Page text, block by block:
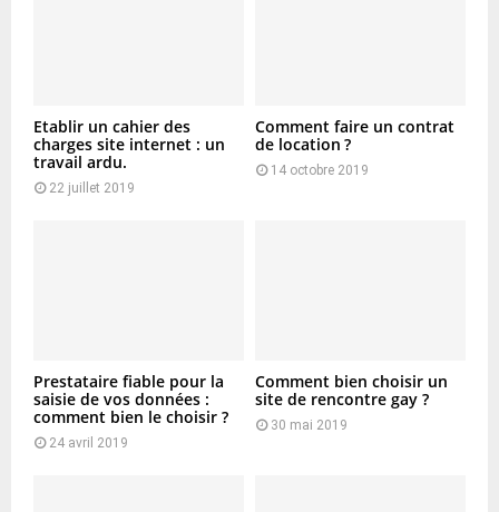
Etablir un cahier des
charges site internet : un
travail ardu.
22 juillet 2019
Comment faire un contrat
de location ?
14 octobre 2019
Prestataire fiable pour la
saisie de vos données :
comment bien le choisir ?
24 avril 2019
Comment bien choisir un
site de rencontre gay ?
30 mai 2019